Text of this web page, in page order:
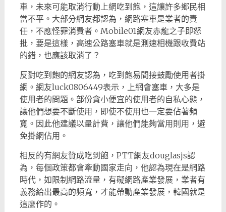
車，未來可能取消行動上網吃到飽，這讓許多鄉民相
當不平。大部分網友都認為，網路塞車是業者的責
任，不應怪罪消費者。Mobile01網友赤龍之子即怒
批，要是這樣，高速公路塞車就是測速相機跟收費站
的錯，也應該取消了？
反對吃到飽的網友認為，吃到飽易間接鼓勵使用者掛
網。網友luck0806449表示，上網會塞車，大多是
使用者的問題。部份貪小便宜的使用者的自私心態，
讓他們想要不斷使用，即使不使用也一定要佔著頻
寬。因此他建議以量計費，讓他們能夠當用則用，避
免掛網佔用。
相反的有網友贊成吃到飽，PTT網友douglasjs認
為，每個政策都會牽動國家走向，他認為現在是網路
時代，如限制網路流量，有礙網路產業發展，業者有
義務給出最高的頻寬，才能帶動產業發展，韓國就是
這麼作的。